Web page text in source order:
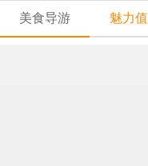
美食导游 魅力值